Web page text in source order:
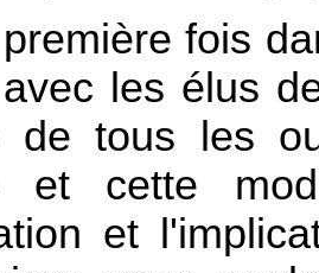
fois
les élus
de tous les
et cette
et